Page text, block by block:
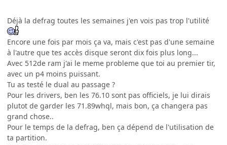
Déjà la defrag toutes les semaines j'en vois pas trop l'utilité
Encore une fois par mois ça va, mais c'est pas d'une semaine
à l'autre que tes accès disque seront dix fois plus long...
Avec 512de ram j'ai le meme probleme que toi au premier tir,
avec un p4 moins puissant.
Tu as testé le dual au passage ?
Pour les drivers, ben les 76.10 sont pas officiels, je lui dirais
plutot de garder les 71.89whql, mais bon, ça changera pas
grand chose..
Pour le temps de la defrag, ben ça dépend de l'utilisation de
ta partition.